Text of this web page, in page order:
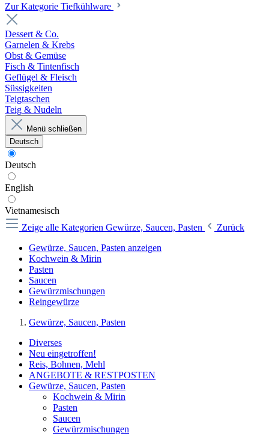
Zur Kategorie Tiefkühlware
Dessert & Co.
Garnelen & Krebs
Obst & Gemüse
Fisch & Tintenfisch
Geflügel & Fleisch
Süssigkeiten
Teigtaschen
Teig & Nudeln
Menü schließen
Deutsch
Deutsch
English
Vietnamesisch
Zeige alle Kategorien Gewürze, Saucen, Pasten
Zurück
Gewürze, Saucen, Pasten anzeigen
Kochwein & Mirin
Pasten
Saucen
Gewürzmischungen
Reingewürze
Gewürze, Saucen, Pasten
Diverses
Neu eingetroffen!
Reis, Bohnen, Mehl
ANGEBOTE & RESTPOSTEN
Gewürze, Saucen, Pasten
Kochwein & Mirin
Pasten
Saucen
Gewürzmischungen